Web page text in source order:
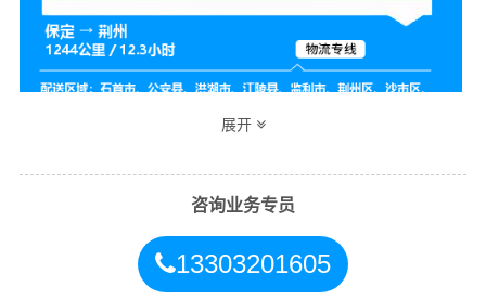
保定到荆州物流公司整车运输收费标准
展开
咨询业务专员
13303201605